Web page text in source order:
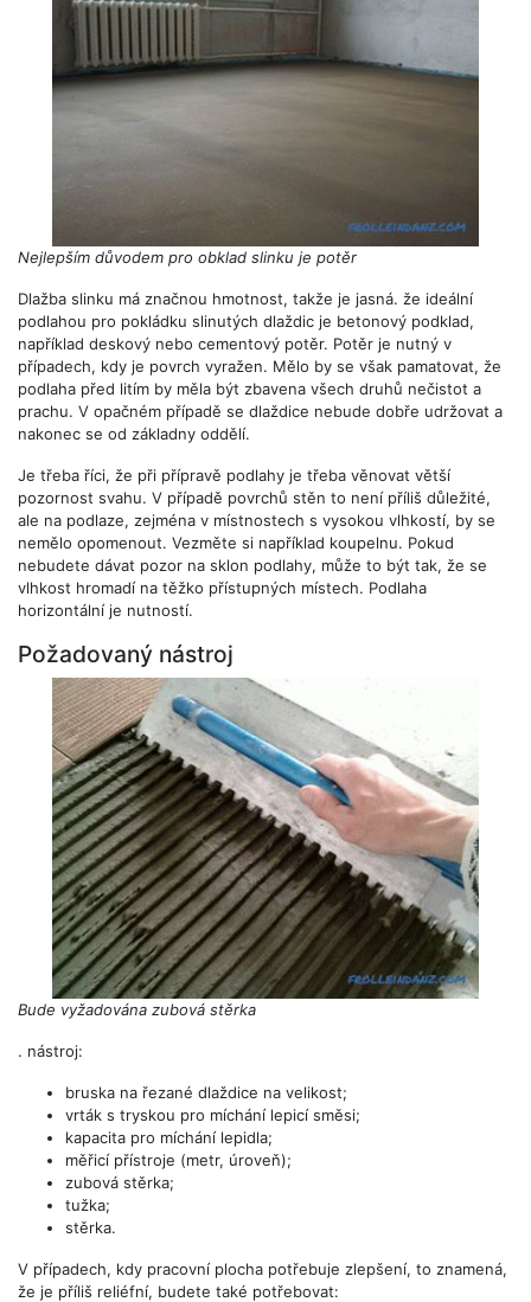
Nejlepším důvodem pro obklad slinku je potěr
Dlažba slinku má značnou hmotnost, takže je jasná. že ideální
podlahou pro pokládku slinutých dlaždic je betonový podklad,
například deskový nebo cementový potěr. Potěr je nutný v
případech, kdy je povrch vyražen. Mělo by se však pamatovat, že
podlaha před litím by měla být zbavena všech druhů nečistot a
prachu. V opačném případě se dlaždice nebude dobře udržovat a
nakonec se od základny oddělí.
Je třeba říci, že při přípravě podlahy je třeba věnovat větší
pozornost svahu. V případě povrchů stěn to není příliš důležité,
ale na podlaze, zejména v místnostech s vysokou vlhkostí, by se
nemělo opomenout. Vezměte si například koupelnu. Pokud
nebudete dávat pozor na sklon podlahy, může to být tak, že se
vlhkost hromadí na těžko přístupných místech. Podlaha
horizontální je nutností.
Požadovaný nástroj
Bude vyžadována zubová stěrka
. nástroj:
bruska na řezané dlaždice na velikost;
vrták s tryskou pro míchání lepicí směsi;
kapacita pro míchání lepidla;
měřicí přístroje (metr, úroveň);
zubová stěrka;
tužka;
stěrka.
V případech, kdy pracovní plocha potřebuje zlepšení, to znamená,
že je příliš reliéfní, budete také potřebovat: